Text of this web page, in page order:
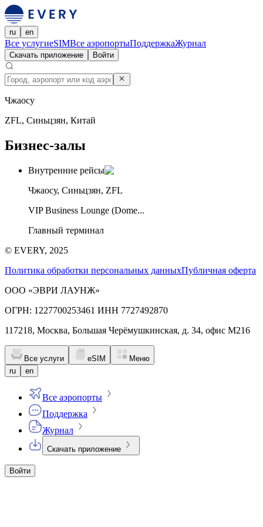
ru en
Все услугиeSIMВсе аэропортыПоддержкаЖурнал
Скачать приложение Войти
Чжаосу
ZFL, Синьцзян, Китай
Бизнес-залы
Внутренние рейсы
Чжаосу, Синьцзян, ZFL
VIP Business Lounge (Dome...
Главный терминал
© EVERY, 2025
Политика обработки персональных данныхПубличная оферта
ООО «ЭВРИ ЛАУНЖ»
ОГРН: 1227700253461 ИНН 7727492870
117218, Москва, Большая Черёмушкинская, д. 34, офис М216
Все услуги eSIM
Меню
ru
en
Все аэропорты
Поддержка
Журнал
Скачать приложение
Войти